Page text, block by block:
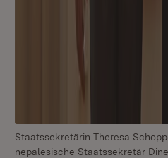
Staatssekretärin Theresa
nepalesische Staatssekretär